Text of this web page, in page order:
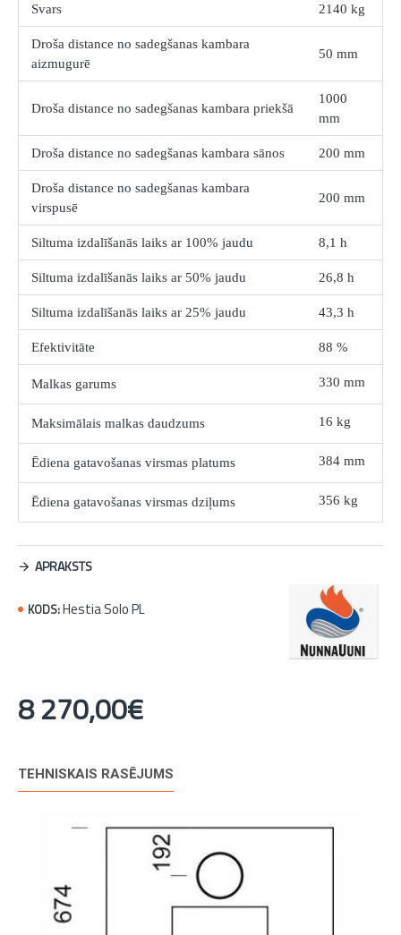
Svars 2140 kg
Droša distance no sadegšanas kambara
aizmugurē
50 mm
Droša distance no sadegšanas kambara priekšā
1000
mm
Droša distance no sadegšanas kambara sānos 200 mm
Droša distance no sadegšanas kambara
virspusē
200 mm
Siltuma izdalīšanās laiks ar 100% jaudu 8,1 h
Siltuma izdalīšanās laiks ar 50% jaudu 26,8 h
Siltuma izdalīšanās laiks ar 25% jaudu 43,3 h
Efektivitāte 88 %
Malkas garums 330 mm
Maksimālais malkas daudzums 16 kg
Ēdiena gatavošanas virsmas platums 384 mm
Ēdiena gatavošanas virsmas dziļums 356 kg
APRAKSTS
KODS:Hestia Solo PL
8 270,00€
TEHNISKAIS RASĒJUMS